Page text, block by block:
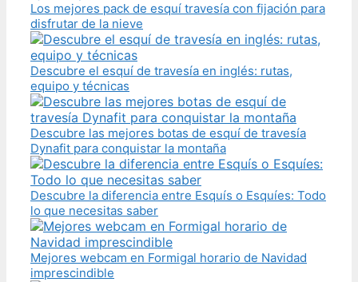
Los mejores pack de esquí travesía con fijación para
disfrutar de la nieve
Descubre el esquí de travesía en inglés: rutas,
equipo y técnicas
Descubre las mejores botas de esquí de travesía
Dynafit para conquistar la montaña
Descubre la diferencia entre Esquís o Esquíes: Todo
lo que necesitas saber
Mejores webcam en Formigal horario de Navidad
imprescindible